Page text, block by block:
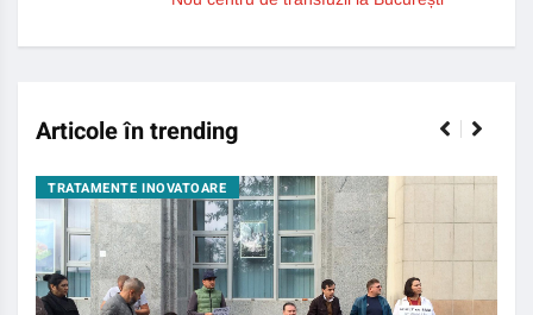
Articole în trending
TRATAMENTE INOVATOARE